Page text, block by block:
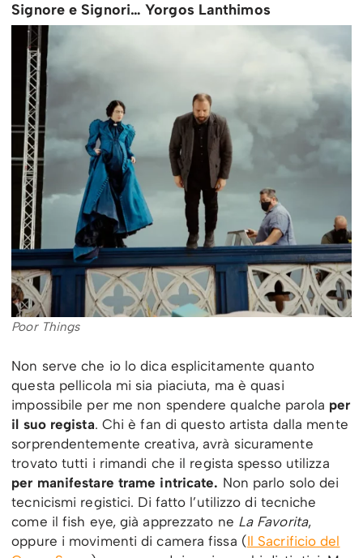
Signore e Signori… Yorgos Lanthimos
Poor Things
Non serve che io lo dica esplicitamente quanto
questa pellicola mi sia piaciuta, ma è quasi
impossibile per me non spendere qualche parola per
il suo regista. Chi è fan di questo artista dalla mente
sorprendentemente creativa, avrà sicuramente
trovato tutti i rimandi che il regista spesso utilizza
per manifestare trame intricate. Non parlo solo dei
tecnicismi registici. Di fatto l’utilizzo di tecniche
come il fish eye, già apprezzato ne La Favorita,
oppure i movimenti di camera fissa (Il Sacrificio del